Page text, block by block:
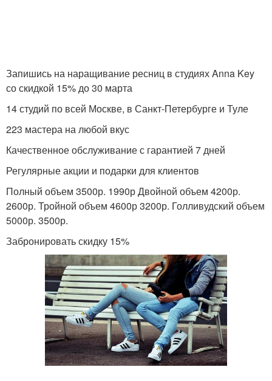
Запишись на наращивание ресниц в студиях Anna Key
со скидкой 15% до 30 марта
14 студий по всей Москве, в Санкт-Петербурге и Туле
223 мастера на любой вкус
Качественное обслуживание с гарантией 7 дней
Регулярные акции и подарки для клиентов
Полный объем 3500р. 1990р Двойной объем 4200р.
2600р. Тройной объем 4600р 3200р. Голливудский объем
5000р. 3500р.
Забронировать скидку 15%